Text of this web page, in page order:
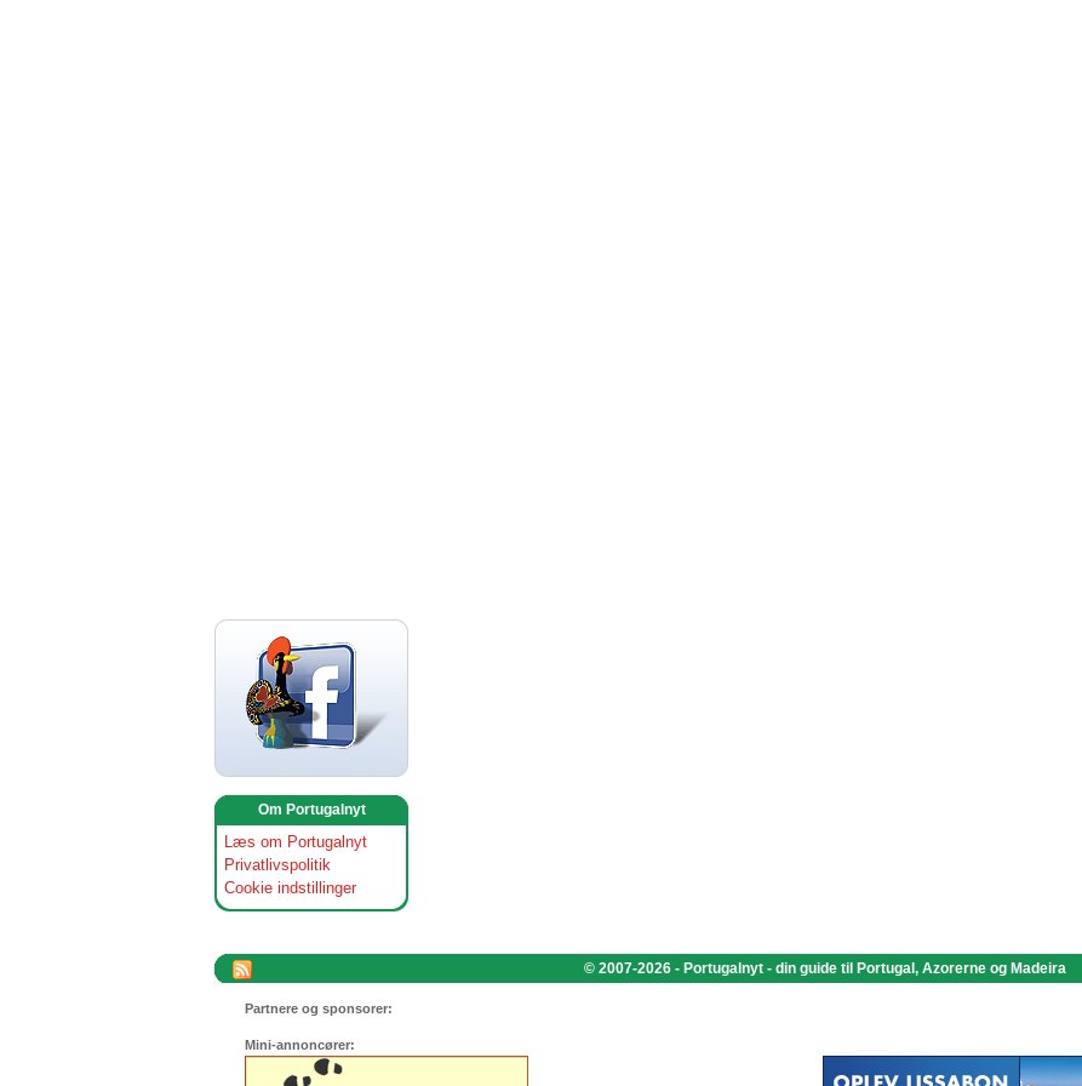
Om Portugalnyt
Læs om Portugalnyt
Privatlivspolitik
Cookie indstillinger
© 2007-2026 - Portugalnyt - din guide til Portugal, Azorerne og Madeira
Partnere og sponsorer:
Mini-annoncører: